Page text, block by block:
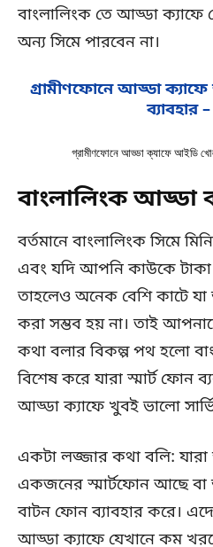
বাংলালিংক তে আড্ডা
অন্য সিমে পারবেন না।
গ্রামীণফোনে আড্ডা
ব্যাবহার
গ্রামীণফোনে আড্ডা ক্যাফে আইডি
বাংলালিংক আড্ডা
বর্তমানে বাংলালিংক সিমে
এবং যদি আপনি কাউকে
তাহলেও অনেক বেশি কাটে
করা সম্ভব হয় না। তাই
কথা বলার বিকল্প পথ হলো
বিশেষ করে যারা স্মার্ট ফোন
আড্ডা ক্যাফে খুবই ভালো
একটা লজ্জার কথা বলি:
একজনের স্মার্টফোন আছে
বাটন ফোন ব্যাবহার করে।
আড্ডা ক্যাফে যেখানে কম